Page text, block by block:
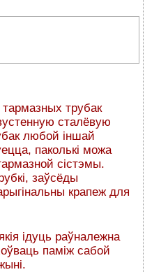
трубак
сталёвую
любой іншай
паколькі можа
сістэмы.
заўсёды
крапеж для
ідуць раўналежна
паміж сабой